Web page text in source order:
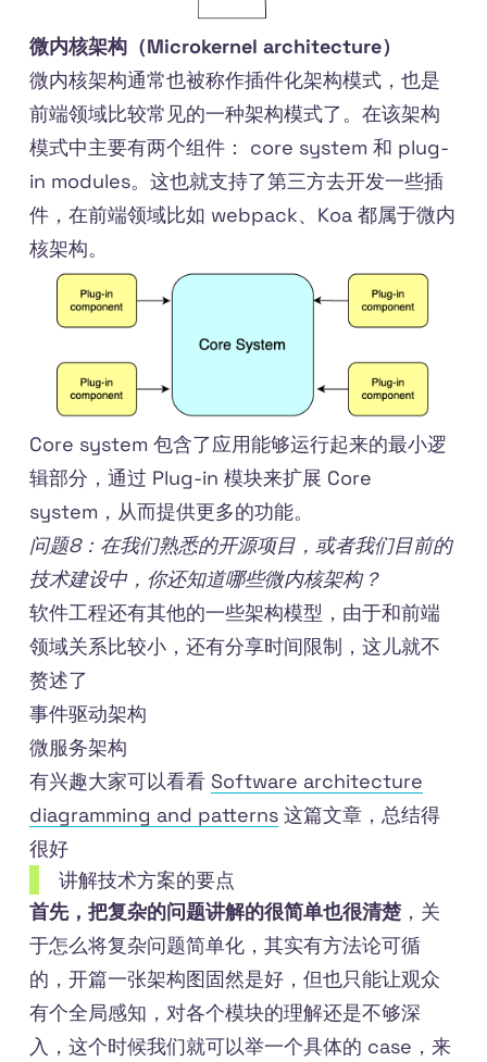
微内核架构（Microkernel architecture）
微内核架构通常也被称作插件化架构模式，也是
前端领域比较常见的一种架构模式了。在该架构
模式中主要有两个组件： core system 和 plug-
in modules。这也就支持了第三方去开发一些插
件，在前端领域比如 webpack、Koa 都属于微内
核架构。
Core system 包含了应用能够运行起来的最小逻
辑部分，通过 Plug-in 模块来扩展 Core
system，从而提供更多的功能。
问题8：在我们熟悉的开源项目，或者我们目前的
技术建设中，你还知道哪些微内核架构？
软件工程还有其他的一些架构模型，由于和前端
领域关系比较小，还有分享时间限制，这儿就不
赘述了
事件驱动架构
微服务架构
有兴趣大家可以看看 Software architecture
diagramming and patterns 这篇文章，总结得
很好
讲解技术方案的要点
首先，把复杂的问题讲解的很简单也很清楚，关
于怎么将复杂问题简单化，其实有方法论可循
的，开篇一张架构图固然是好，但也只能让观众
有个全局感知，对各个模块的理解还是不够深
入，这个时候我们就可以举一个具体的 case，来